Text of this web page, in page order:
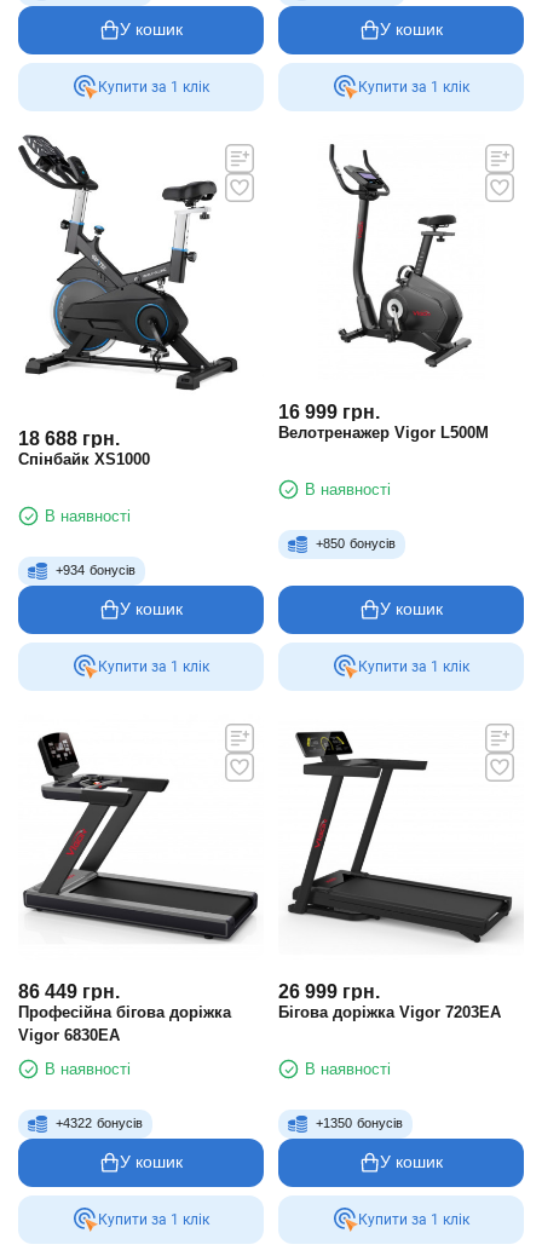
У кошик
Купити за 1 клiк
У кошик
Купити за 1 клiк
18 688 грн.
Спінбайк XS1000
В наявності
+934 бонусів
У кошик
Купити за 1 клiк
16 999 грн.
Велотренажер Vigor L500M
В наявності
+850 бонусів
У кошик
Купити за 1 клiк
86 449 грн.
Професійна бігова доріжка
Vigor 6830EA
В наявності
+4322 бонусів
У кошик
Купити за 1 клiк
26 999 грн.
Бігова доріжка Vigor 7203EA
В наявності
+1350 бонусів
У кошик
Купити за 1 клiк